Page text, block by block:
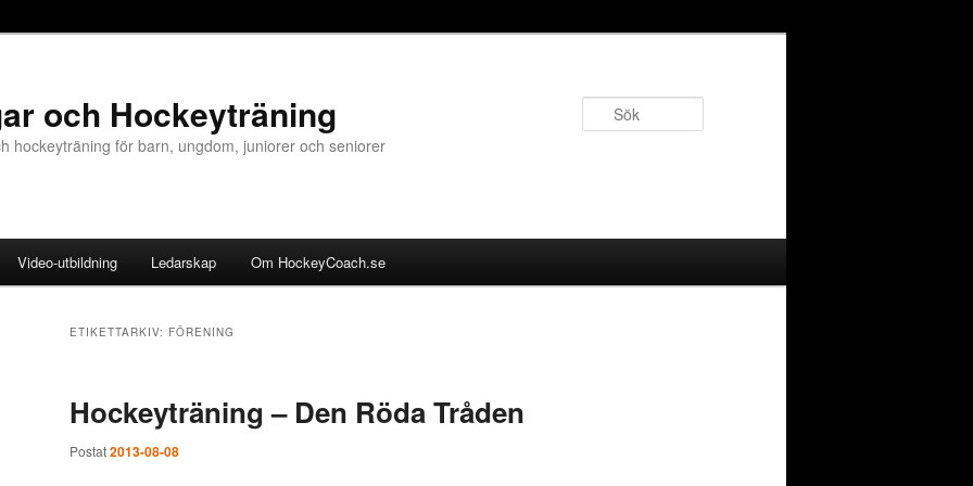
och Hockeyträning
hockeyträning för barn, ungdom, juniorer och seniorer
Video-utbildning Ledarskap Om HockeyCoach.se
ETIKETTARKIV: FÖRENING
Hockeyträning – Den Röda Tråden
Postat2013-08-08